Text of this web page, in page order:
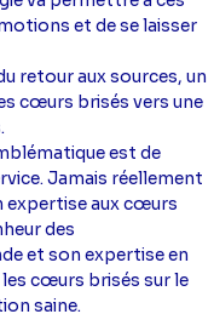
et de se laisser
retour aux sources, un
cœurs brisés vers une
est de
Jamais réellement
expertise aux cœurs
des
et son expertise en
cœurs brisés sur le
saine.